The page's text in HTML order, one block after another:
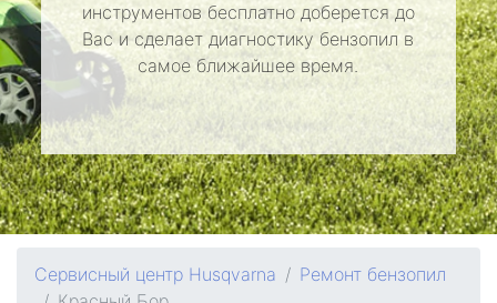
инструментов бесплатно доберется до
Вас и сделает диагностику бензопил в
самое ближайшее время.
Сервисный центр Husqvarna
Ремонт бензопил